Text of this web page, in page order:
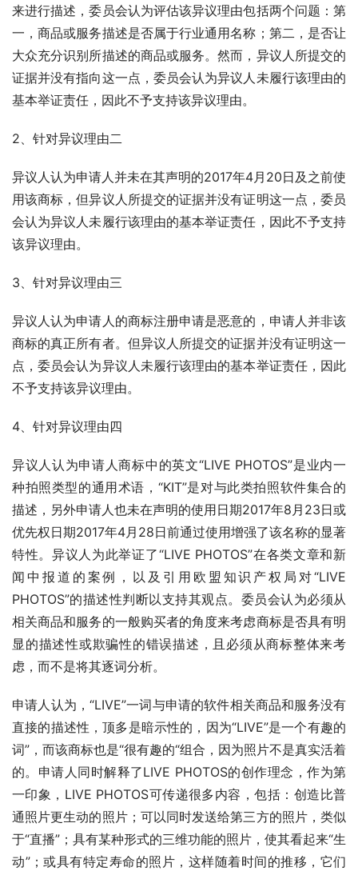
来进行描述，委员会认为评估该异议理由包括两个问题：第
一，商品或服务描述是否属于行业通用名称；第二，是否让
大众充分识别所描述的商品或服务。然而，异议人所提交的
证据并没有指向这一点，委员会认为异议人未履行该理由的
基本举证责任，因此不予支持该异议理由。
2、针对异议理由二
异议人认为申请人并未在其声明的2017年4月20日及之前使
用该商标，但异议人所提交的证据并没有证明这一点，委员
会认为异议人未履行该理由的基本举证责任，因此不予支持
该异议理由。
3、针对异议理由三
异议人认为申请人的商标注册申请是恶意的，申请人并非该
商标的真正所有者。但异议人所提交的证据并没有证明这一
点，委员会认为异议人未履行该理由的基本举证责任，因此
不予支持该异议理由。
4、针对异议理由四
异议人认为申请人商标中的英文“LIVE PHOTOS”是业内一
种拍照类型的通用术语，“KIT”是对与此类拍照软件集合的
描述，另外申请人也未在声明的使用日期2017年8月23日或
优先权日期2017年4月28日前通过使用增强了该名称的显著
特性。异议人为此举证了“LIVE PHOTOS”在各类文章和新
闻中报道的案例，以及引用欧盟知识产权局对“LIVE
PHOTOS”的描述性判断以支持其观点。委员会认为必须从
相关商品和服务的一般购买者的角度来考虑商标是否具有明
显的描述性或欺骗性的错误描述，且必须从商标整体来考
虑，而不是将其逐词分析。
申请人认为，“LIVE”一词与申请的软件相关商品和服务没有
直接的描述性，顶多是暗示性的，因为“LIVE”是一个有趣的
词”，而该商标也是“很有趣的“组合，因为照片不是真实活着
的。申请人同时解释了LIVE PHOTOS的创作理念，作为第
一印象，LIVE PHOTOS可传递很多内容，包括：创造比普
通照片更生动的照片；可以同时发送给第三方的照片，类似
于“直播”；具有某种形式的三维功能的照片，使其看起来“生
动”；或具有特定寿命的照片，这样随着时间的推移，它们